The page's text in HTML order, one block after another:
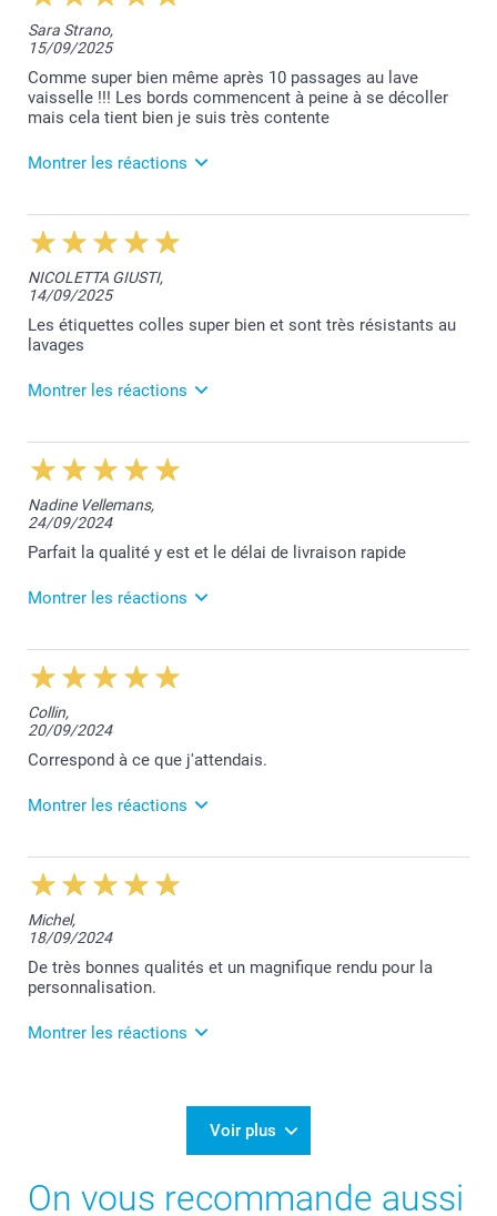
Sara Strano,
15/09/2025
Comme super bien même après 10 passages au lave
vaisselle !!! Les bords commencent à peine à se décoller
mais cela tient bien je suis très contente
Montrer les réactions
19/09/2025
09:33
Je vous remercie pour votre avis positif, Sara!
Bien cordialement,
Lucie@smartphoto
NICOLETTA GIUSTI,
14/09/2025
Les étiquettes colles super bien et sont très résistants au
lavages
Montrer les réactions
15/09/2025
09:37
Bonjour Nicoletta,
Nous sommes très heureux de vous savoir satisfaite
de vos étiquettes.
Merci et belle journée!
Bien à vous,
Lucie@smartphoto
Nadine Vellemans,
24/09/2024
Parfait la qualité y est et le délai de livraison rapide
Montrer les réactions
24/09/2024
13:52
Bonjour Nadine,
Nous sommes très heureux de vous savoir satisfaite
de nos services.
Merci et belle journée!
Lucie@smartphoto
Collin,
20/09/2024
Correspond à ce que j'attendais.
Montrer les réactions
23/09/2024
11:42
Bonjour,
Nous sommes ravis de vous savoir satisfait de nos
services.
Bien à vous,
Michel,
18/09/2024
De très bonnes qualités et un magnifique rendu pour la
personnalisation.
Montrer les réactions
services.
Voir plus
On vous recommande aussi